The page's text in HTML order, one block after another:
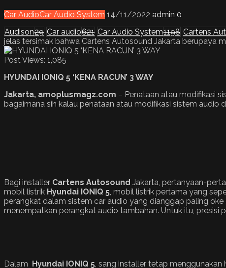
Car AudioCar Audio System 14/11/2022 admin 0
Audison29 Car audio621 Car Audio System1198 Cartens
jelas tersimak bahwa Cartens Autosound Jakarta berupaya
Post Views: 1,085
HYUNDAI IONIQ 5 ‘KENA RACUN’ 3 WAY
Jakarta, amoplusmagz.com – Penataan atau modifikasi
bagaimana sih kalau penataan atau modifikasi sistem
Bagi installer Cartens Autosound Jakarta, pertanyaan-
mobil listrik Hyundai IONIQ 5 , mobil listrik pertama yang
perangkat dalam sistem car audio yang dianggap paling
menempatkan perangkat audio tambahan. Untuk itu, presisi
Dalam Hyundai IONIQ 5 , sang installer tetap